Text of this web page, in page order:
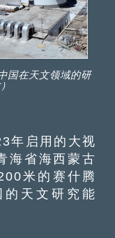
国在天文领域的研
启用的大视
海省海西蒙古
米的赛什腾
天文研究能